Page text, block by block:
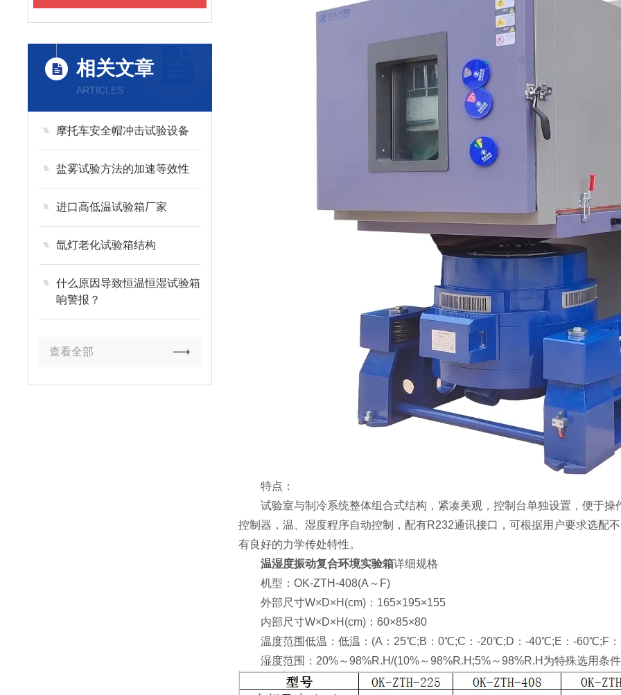
相关文章
ARTICLES
摩托车安全帽冲击试验设备
盐雾试验方法的加速等效性
进口高低温试验箱厂家
氙灯老化试验箱结构
什么原因导致恒温恒湿试验箱
响警报？
查看全部
特点：
试验室与制冷系统整体组合式结构，紧凑美观，控制台单独设置，便于操
控制器，温、湿度程序自动控制，配有R232通讯接口，可根据用户要求选配
有良好的力学传处特性。
温湿度振动复合环境实验箱详细规格
机型：OK-ZTH-408(A～F)
外部尺寸W×D×H(cm)：165×195×155
内部尺寸W×D×H(cm)：60×85×80
温度范围低温：低温：(A：25℃;B：0℃;C：-20℃;D：-40℃;E：-60℃;F
湿度范围：20%～98%R.H/(10%～98%R.H;5%～98%R.H为特殊选用条